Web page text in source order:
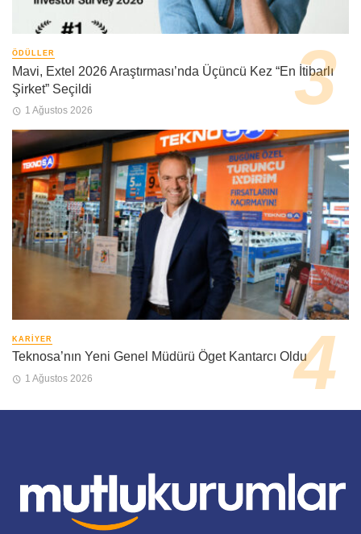
ÖDÜLLER
Mavi, Extel 2026 Araştırması’nda Üçüncü Kez “En İtibarlı
Şirket” Seçildi
1 Ağustos 2026
KARIYER
Teknosa’nın Yeni Genel Müdürü Öget Kantarcı Oldu
1 Ağustos 2026